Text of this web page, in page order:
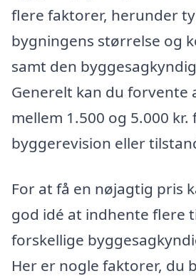
flere faktorer, herunder
bygningens størrelse og
samt den
Generelt kan du forvente
mellem 1.500 og 5.000
byggerevision eller
For at få en nøjagtig pris
god idé at indhente flere
forskellige
Her er nogle faktorer, du